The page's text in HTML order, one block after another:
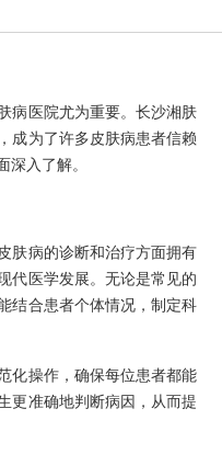
病医院尤为重要。长沙湘肤
成为了许多皮肤病患者信赖
入了解。
肤病的诊断和治疗方面拥有
代医学发展。无论是常见的
结合患者个体情况，制定科
化操作，确保每位患者都能
更准确地判断病因，从而提